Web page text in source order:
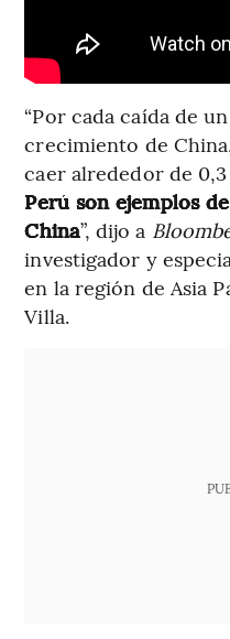
“Por cada caída de
crecimiento de
caer alrededor de
Perú son ejemplos
China”, dijo a
investigador y
en la región de Asia
Villa.